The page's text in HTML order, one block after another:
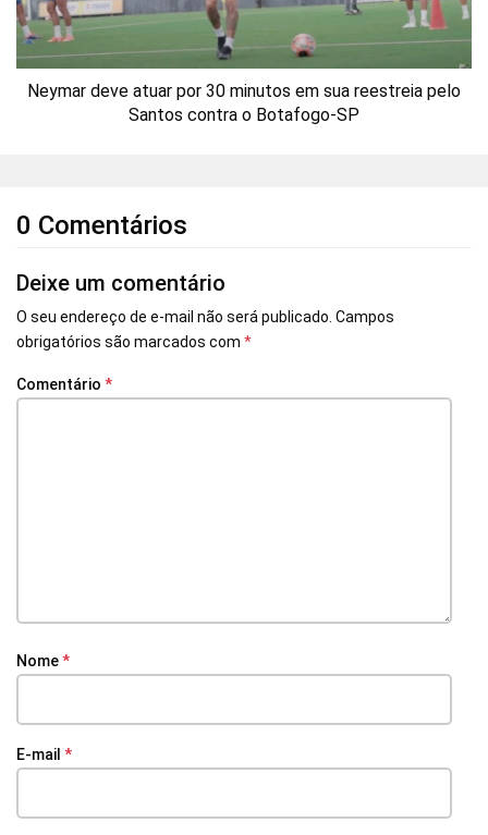
Neymar deve atuar por 30 minutos em sua reestreia pelo
Santos contra o Botafogo-SP
0 Comentários
Deixe um comentário
O seu endereço de e-mail não será publicado. Campos
obrigatórios são marcados com *
Comentário *
Nome*
E-mail *